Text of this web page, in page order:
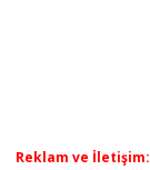
Reklam ve İletişim: